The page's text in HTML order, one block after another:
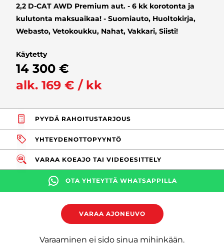
2,2 D-CAT AWD Premium aut. - 6 kk korotonta ja
kulutonta maksuaikaa! - Suomiauto, Huoltokirja,
Webasto, Vetokoukku, Nahat, Vakkari, Siisti!
Käytetty
14 300 €
alk. 169 € / kk
PYYDÄ RAHOITUSTARJOUS
YHTEYDENOTTOPYYNTÖ
VARAA KOEAJO TAI VIDEOESITTELY
OTA YHTEYTTÄ WHATSAPPILLA
VARAA AJONEUVO
Varaaminen ei sido sinua mihinkään.